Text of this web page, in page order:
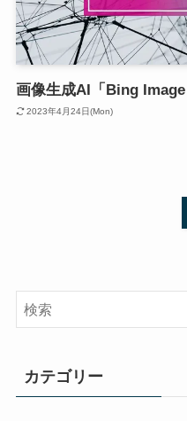
画像生成AI「Bing
2023年4月24日(Mon)
カテゴリー